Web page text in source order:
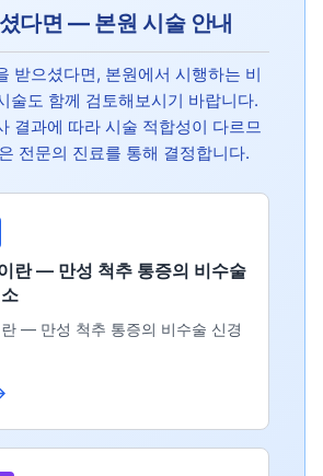
다면 — 본원 시술 안내
받으셨다면, 본원에서 시행하는 비
술도 함께 검토해보시기 바랍니다.
결과에 따라 시술 적합성이 다르므
전문의 진료를 통해 결정합니다.
란 — 만성 척추 통증의 비수술
— 만성 척추 통증의 비수술 신경